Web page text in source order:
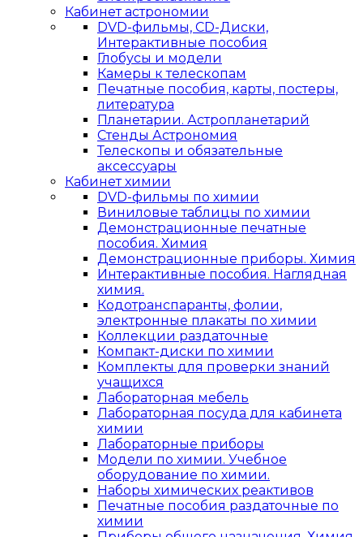
Кабинет астрономии
DVD-фильмы, CD-Диски,
Интерактивные пособия
Глобусы и модели
Камеры к телескопам
Печатные пособия, карты, постеры,
литература
Планетарии. Астропланетарий
Стенды Астрономия
Телескопы и обязательные
аксессуары
Кабинет химии
DVD-фильмы по химии
Виниловые таблицы по химии
Демонстрационные печатные
пособия. Химия
Демонстрационные приборы. Химия
Интерактивные пособия. Наглядная
химия.
Кодотранспаранты, фолии,
электронные плакаты по химии
Коллекции раздаточные
Компакт-диски по химии
Комплекты для проверки знаний
учащихся
Лабораторная мебель
Лабораторная посуда для кабинета
химии
Лабораторные приборы
Модели по химии. Учебное
оборудование по химии.
Наборы химических реактивов
Печатные пособия раздаточные по
химии